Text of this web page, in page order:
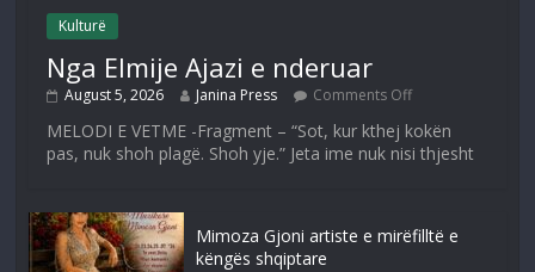
Kulturë
Nga Elmije Ajazi e nderuar
August 5, 2026 Janina Press Comments Off
MELODI E VETME -Fragment – “Sot, kur kthej kokën
pas, nuk shoh plagë. Shoh yje.” Jeta ime nuk nisi thjesht
Mimoza Gjoni artiste e mirëfilltë e
këngës shqiptare